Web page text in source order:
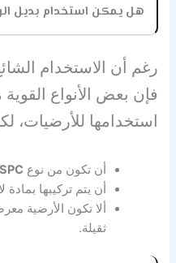
هل يمكن استخدام بديل
رغم أن الاستخدام
فإن بعض الأنواع
استخدامها للأرضيات،
أن تكون من نوع SPC
أن يتم تركيبها بمادة
ألا تكون الأرضية
ثقيلة.